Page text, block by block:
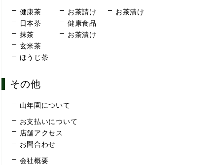
健康茶
日本茶
抹茶
玄米茶
ほうじ茶
お茶請け
健康食品
お茶漬け
お茶漬け
その他
山年園について
お支払いについて
店舗アクセス
お問合わせ
会社概要